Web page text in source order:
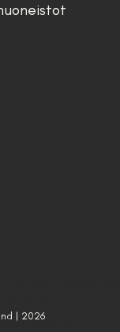
| 2026
käytön?